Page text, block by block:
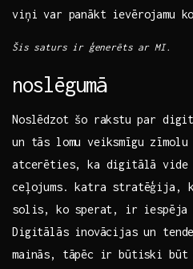
viņi var panākt ievērojamu
Šis saturs ir ģenerēts ar MI.
noslēgumā
Noslēdzot⁤ šo rakstu ⁣par
un tās lomu veiksmīgu
atcerēties, ​ka ‌digitālā vide
ceļojums. katra stratēģija,
solis, ⁢ko sperat, ir
‌Digitālās⁣ inovācijas un
mainās,‌ tāpēc⁢ ir būtiski ‌būt